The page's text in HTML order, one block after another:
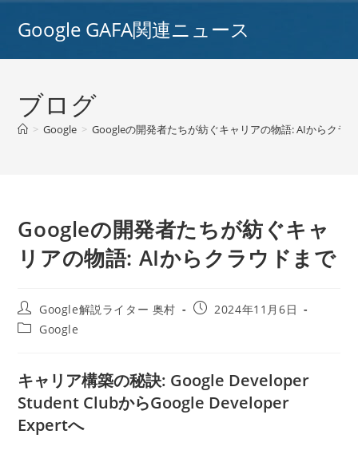
Google GAFA関連ニュース
ブログ
> Google > Googleの開発者たちが紡ぐキャリアの物語: AIからクラ
Googleの開発者たちが紡ぐキャ
リアの物語: AIからクラウドまで
投
稿
者:
Google解説ライター 奥村
投
2024年11月6日
投
テ
ゴ
リ
ー:
Google
キャリア構築の秘訣: Google Developer
Student ClubからGoogle Developer
Expertへ